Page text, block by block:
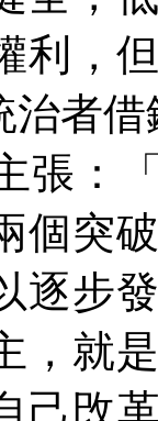
利，
治者借
張：
個突
逐步
，就
己